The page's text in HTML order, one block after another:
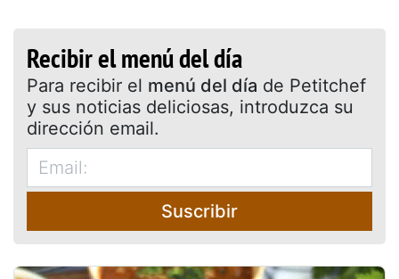
Recibir el menú del día
Para recibir el menú del día de Petitchef
y sus noticias deliciosas, introduzca su
dirección email.
Suscribir